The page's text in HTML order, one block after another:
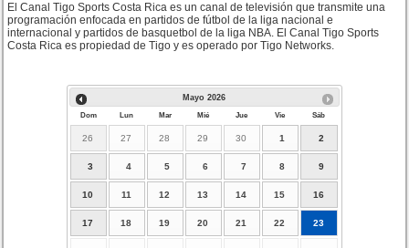
El Canal Tigo Sports Costa Rica es un canal de televisión que transmite una
programación enfocada en partidos de fútbol de la liga nacional e
internacional y partidos de basquetbol de la liga NBA. El Canal Tigo Sports
Costa Rica es propiedad de Tigo y es operado por Tigo Networks.
Mayo 2026
Dom Lun Mar Mié Jue Vie Sáb
26 27 28 29 30 1 2
3 4 5 6 7 8 9
10 11 12 13 14 15 16
17 18 19 20 21 22 23